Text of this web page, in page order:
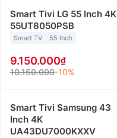
Smart Tivi LG 55 Inch 4K
55UT8050PSB
Smart TV 55 Inch
9.150.000
10.150.000-10%
Smart Tivi Samsung 43
Inch 4K
UA43DU7000KXXV